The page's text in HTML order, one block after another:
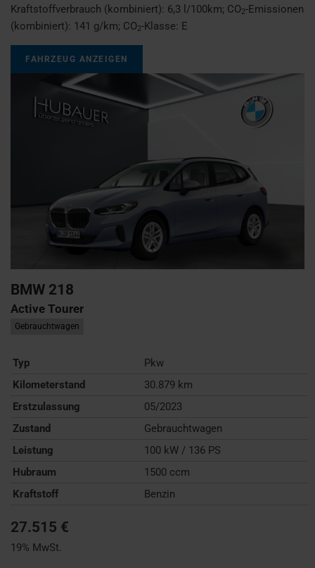
Kraftstoffverbrauch (kombiniert): 6,3 l/100km; CO2-Emissionen
(kombiniert): 141 g/km; CO2-Klasse: E
FAHRZEUG ANZEIGEN
BMW 218
Active Tourer
Gebrauchtwagen
Typ
Pkw
Kilometerstand
30.879 km
Erstzulassung
05/2023
Zustand
Gebrauchtwagen
Leistung
100 kW / 136 PS
Hubraum
1500 ccm
Kraftstoff
Benzin
27.515 €
19% MwSt.